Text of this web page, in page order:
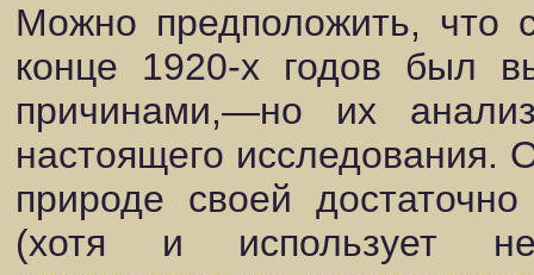
Можно предположить, что
конце 1920-х годов был
причинами,—но их
настоящего исследования.
природе своей
(хотя и использует